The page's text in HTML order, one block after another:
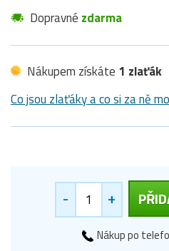
Dopravné zdarma
Nákupem získáte 1 zlaťák
Co jsou zlaťáky a co si za ně
- +
Nákup po